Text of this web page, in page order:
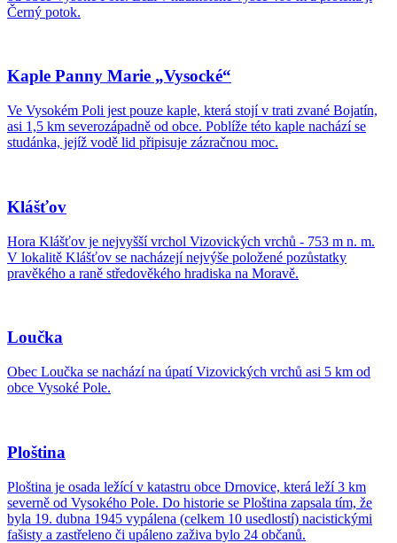
Černý potok.
Kaple Panny Marie „Vysocké“
Ve Vysokém Poli jest pouze kaple, která stojí v trati zvané Bojatín,
asi 1,5 km severozápadně od obce. Poblíže této kaple nachází se
studánka, jejíž vodě lid připisuje zázračnou moc.
Klášťov
Hora Klášťov je nejvyšší vrchol Vizovických vrchů - 753 m n. m.
V lokalitě Klášťov se nacházejí nejvýše položené pozůstatky
pravěkého a raně středověkého hradiska na Moravě.
Loučka
Obec Loučka se nachází na úpatí Vizovických vrchů asi 5 km od
obce Vysoké Pole.
Ploština
Ploština je osada ležící v katastru obce Drnovice, která leží 3 km
severně od Vysokého Pole. Do historie se Ploština zapsala tím, že
byla 19. dubna 1945 vypálena (celkem 10 usedlostí) nacistickými
fašisty a zastřeleno či upáleno zaživa bylo 24 občanů.